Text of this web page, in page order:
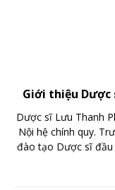
Giới thiệu Dược
Dược sĩ Lưu Thanh
Nội hệ chính quy.
đào tạo Dược sĩ đầu